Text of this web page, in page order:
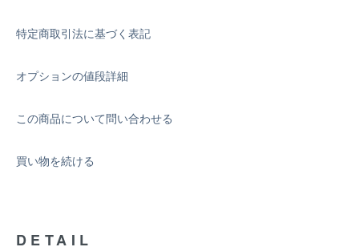
特定商取引法に基づく表記
オプションの値段詳細
この商品について問い合わせる
買い物を続ける
DETAIL